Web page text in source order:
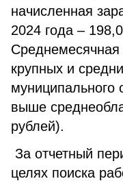
начисленная
2024 года –
Среднемесячная
крупных и
муниципального
выше
рублей).
За отчетный
целях поиска